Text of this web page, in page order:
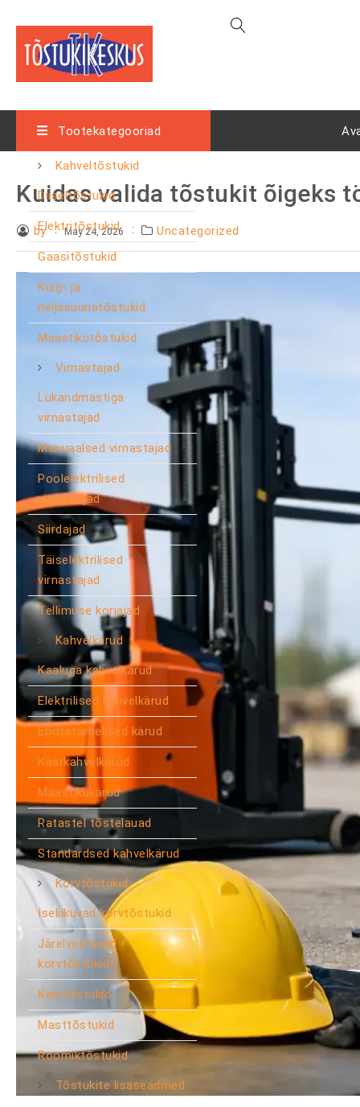
Tootekategooriad
Kahveltõstukid
Diiseltõstukid
Elektritõstukid
Gaasitõstukid
Külg- ja
neljasuunatõstukid
Maastikutõstukid
Virnastajad
Lükandmastiga
virnastajad
Manuaalsed virnastajad
Poolelektrilised
virnastajad
Siirdajad
Täiselektrilised
virnastajad
Tellimuse korjajad
Kahvelkärud
Kaaluga kahvelkärud
Elektrilised kahvelkärud
Eriotstarbelised kärud
Käärkahvelkärud
Maastikukärud
Ratastel tõstelauad
Standardsed kahvelkärud
Korvtõstukid
Iseliikuvad korvtõstukid
Järelveetavad
korvtõstukid
Käärtõstukid
Masttõstukid
Roomiktõstukid
Tõstukite lisaseadmed
Kuidas valida tõstukit õigeks
by May 24, 2026 Uncategorized